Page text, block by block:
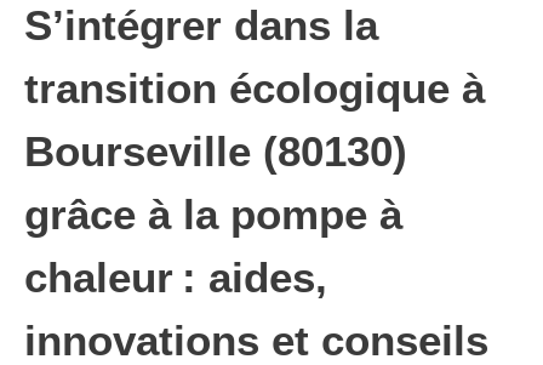
S’intégrer dans la
transition écologique à
Bourseville (80130)
grâce à la pompe à
chaleur : aides,
innovations et conseils